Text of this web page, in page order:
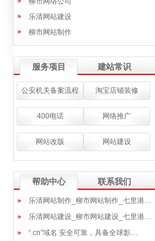
乐清网站建设
柳市网站制作
服务项目 建站常识
公安机关备案流程 淘宝店铺装修
400电话 网络推广
网站改版 网站建设
帮助中心 联系我们
乐清网站制作_柳市网站制作_七里港…
乐清网站建设_柳市网站建设_七里港…
“.cn”域名 安全可靠，具备全球影…